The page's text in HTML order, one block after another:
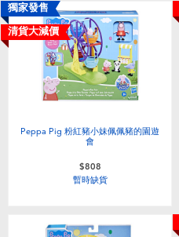
獨家發售
清貨大減價
Peppa Pig 粉紅豬小妹佩佩豬的園遊
會
$808
暫時缺貨